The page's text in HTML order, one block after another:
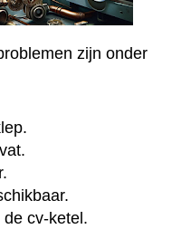
zijn onder
cv-ketel.